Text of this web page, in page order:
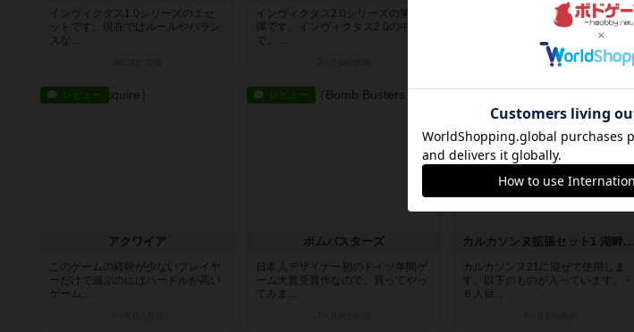
インヴィクタス1.0シリーズの１セ
ットです。現在ではルールやバラン
スな...
インヴィクタス2.0シリーズの第３
弾です。インヴィクタス2.0の中
で、...
インヴィクタス2.0シリーズの第２
弾です。インヴィクタス2.0の中
2ヶ月前の投稿
レビュー
アクワイア
このゲームの経験が少ないプレイヤ
ーだけで遊ぶのにはハードルが高い
ゲーム...
レビュー
ボムバスターズ
日本人デザイナー初のドイツ年間ゲ
ーム大賞受賞作なので、買ってやっ
てみま...
カルカソンヌ拡張セット1 湖畔の宿と大聖堂：2025
カルカソンヌ21に混ぜて使用しま
す。以下のものが入っています。・
６人目...